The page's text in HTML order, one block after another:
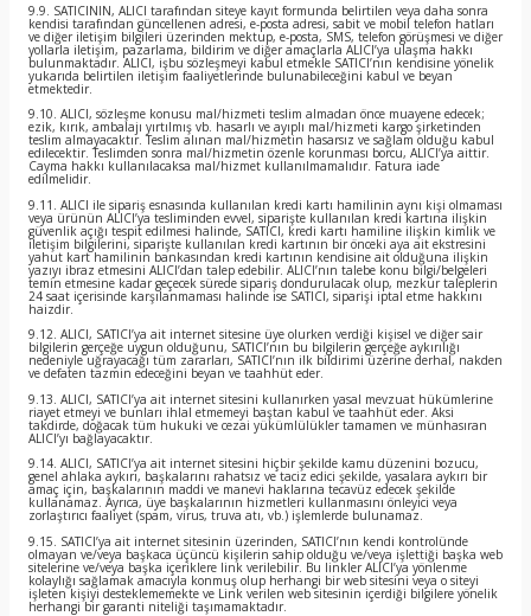
9.9. SATICININ, ALICI tarafından siteye kayıt formunda belirtilen veya daha sonra
kendisi tarafından güncellenen adresi, e-posta adresi, sabit ve mobil telefon hatları
ve diğer iletişim bilgileri üzerinden mektup, e-posta, SMS, telefon görüşmesi ve diğer
yollarla iletişim, pazarlama, bildirim ve diğer amaçlarla ALICI’ya ulaşma hakkı
bulunmaktadır. ALICI, işbu sözleşmeyi kabul etmekle SATICI’nın kendisine yönelik
yukarıda belirtilen iletişim faaliyetlerinde bulunabileceğini kabul ve beyan
etmektedir.
9.10. ALICI, sözleşme konusu mal/hizmeti teslim almadan önce muayene edecek;
ezik, kırık, ambalajı yırtılmış vb. hasarlı ve ayıplı mal/hizmeti kargo şirketinden
teslim almayacaktır. Teslim alınan mal/hizmetin hasarsız ve sağlam olduğu kabul
edilecektir. Teslimden sonra mal/hizmetin özenle korunması borcu, ALICI’ya aittir.
Cayma hakkı kullanılacaksa mal/hizmet kullanılmamalıdır. Fatura iade
edilmelidir.
9.11. ALICI ile sipariş esnasında kullanılan kredi kartı hamilinin aynı kişi olmaması
veya ürünün ALICI’ya tesliminden evvel, siparişte kullanılan kredi kartına ilişkin
güvenlik açığı tespit edilmesi halinde, SATICI, kredi kartı hamiline ilişkin kimlik ve
iletişim bilgilerini, siparişte kullanılan kredi kartının bir önceki aya ait ekstresini
yahut kart hamilinin bankasından kredi kartının kendisine ait olduğuna ilişkin
yazıyı ibraz etmesini ALICI’dan talep edebilir. ALICI’nın talebe konu bilgi/belgeleri
temin etmesine kadar geçecek sürede sipariş dondurulacak olup, mezkur taleplerin
24 saat içerisinde karşılanmaması halinde ise SATICI, siparişi iptal etme hakkını
haizdir.
9.12. ALICI, SATICI’ya ait internet sitesine üye olurken verdiği kişisel ve diğer sair
bilgilerin gerçeğe uygun olduğunu, SATICI’nın bu bilgilerin gerçeğe aykırılığı
nedeniyle uğrayacağı tüm zararları, SATICI’nın ilk bildirimi üzerine derhal, nakden
ve defaten tazmin edeceğini beyan ve taahhüt eder.
9.13. ALICI, SATICI’ya ait internet sitesini kullanırken yasal mevzuat hükümlerine
riayet etmeyi ve bunları ihlal etmemeyi baştan kabul ve taahhüt eder. Aksi
takdirde, doğacak tüm hukuki ve cezai yükümlülükler tamamen ve münhasıran
ALICI’yı bağlayacaktır.
9.14. ALICI, SATICI’ya ait internet sitesini hiçbir şekilde kamu düzenini bozucu,
genel ahlaka aykırı, başkalarını rahatsız ve taciz edici şekilde, yasalara aykırı bir
amaç için, başkalarının maddi ve manevi haklarına tecavüz edecek şekilde
kullanamaz. Ayrıca, üye başkalarının hizmetleri kullanmasını önleyici veya
zorlaştırıcı faaliyet (spam, virus, truva atı, vb.) işlemlerde bulunamaz.
9.15. SATICI’ya ait internet sitesinin üzerinden, SATICI’nın kendi kontrolünde
olmayan ve/veya başkaca üçüncü kişilerin sahip olduğu ve/veya işlettiği başka web
sitelerine ve/veya başka içeriklere link verilebilir. Bu linkler ALICI’ya yönlenme
kolaylığı sağlamak amacıyla konmuş olup herhangi bir web sitesini veya o siteyi
işleten kişiyi desteklememekte ve Link verilen web sitesinin içerdiği bilgilere yönelik
herhangi bir garanti niteliği taşımamaktadır.